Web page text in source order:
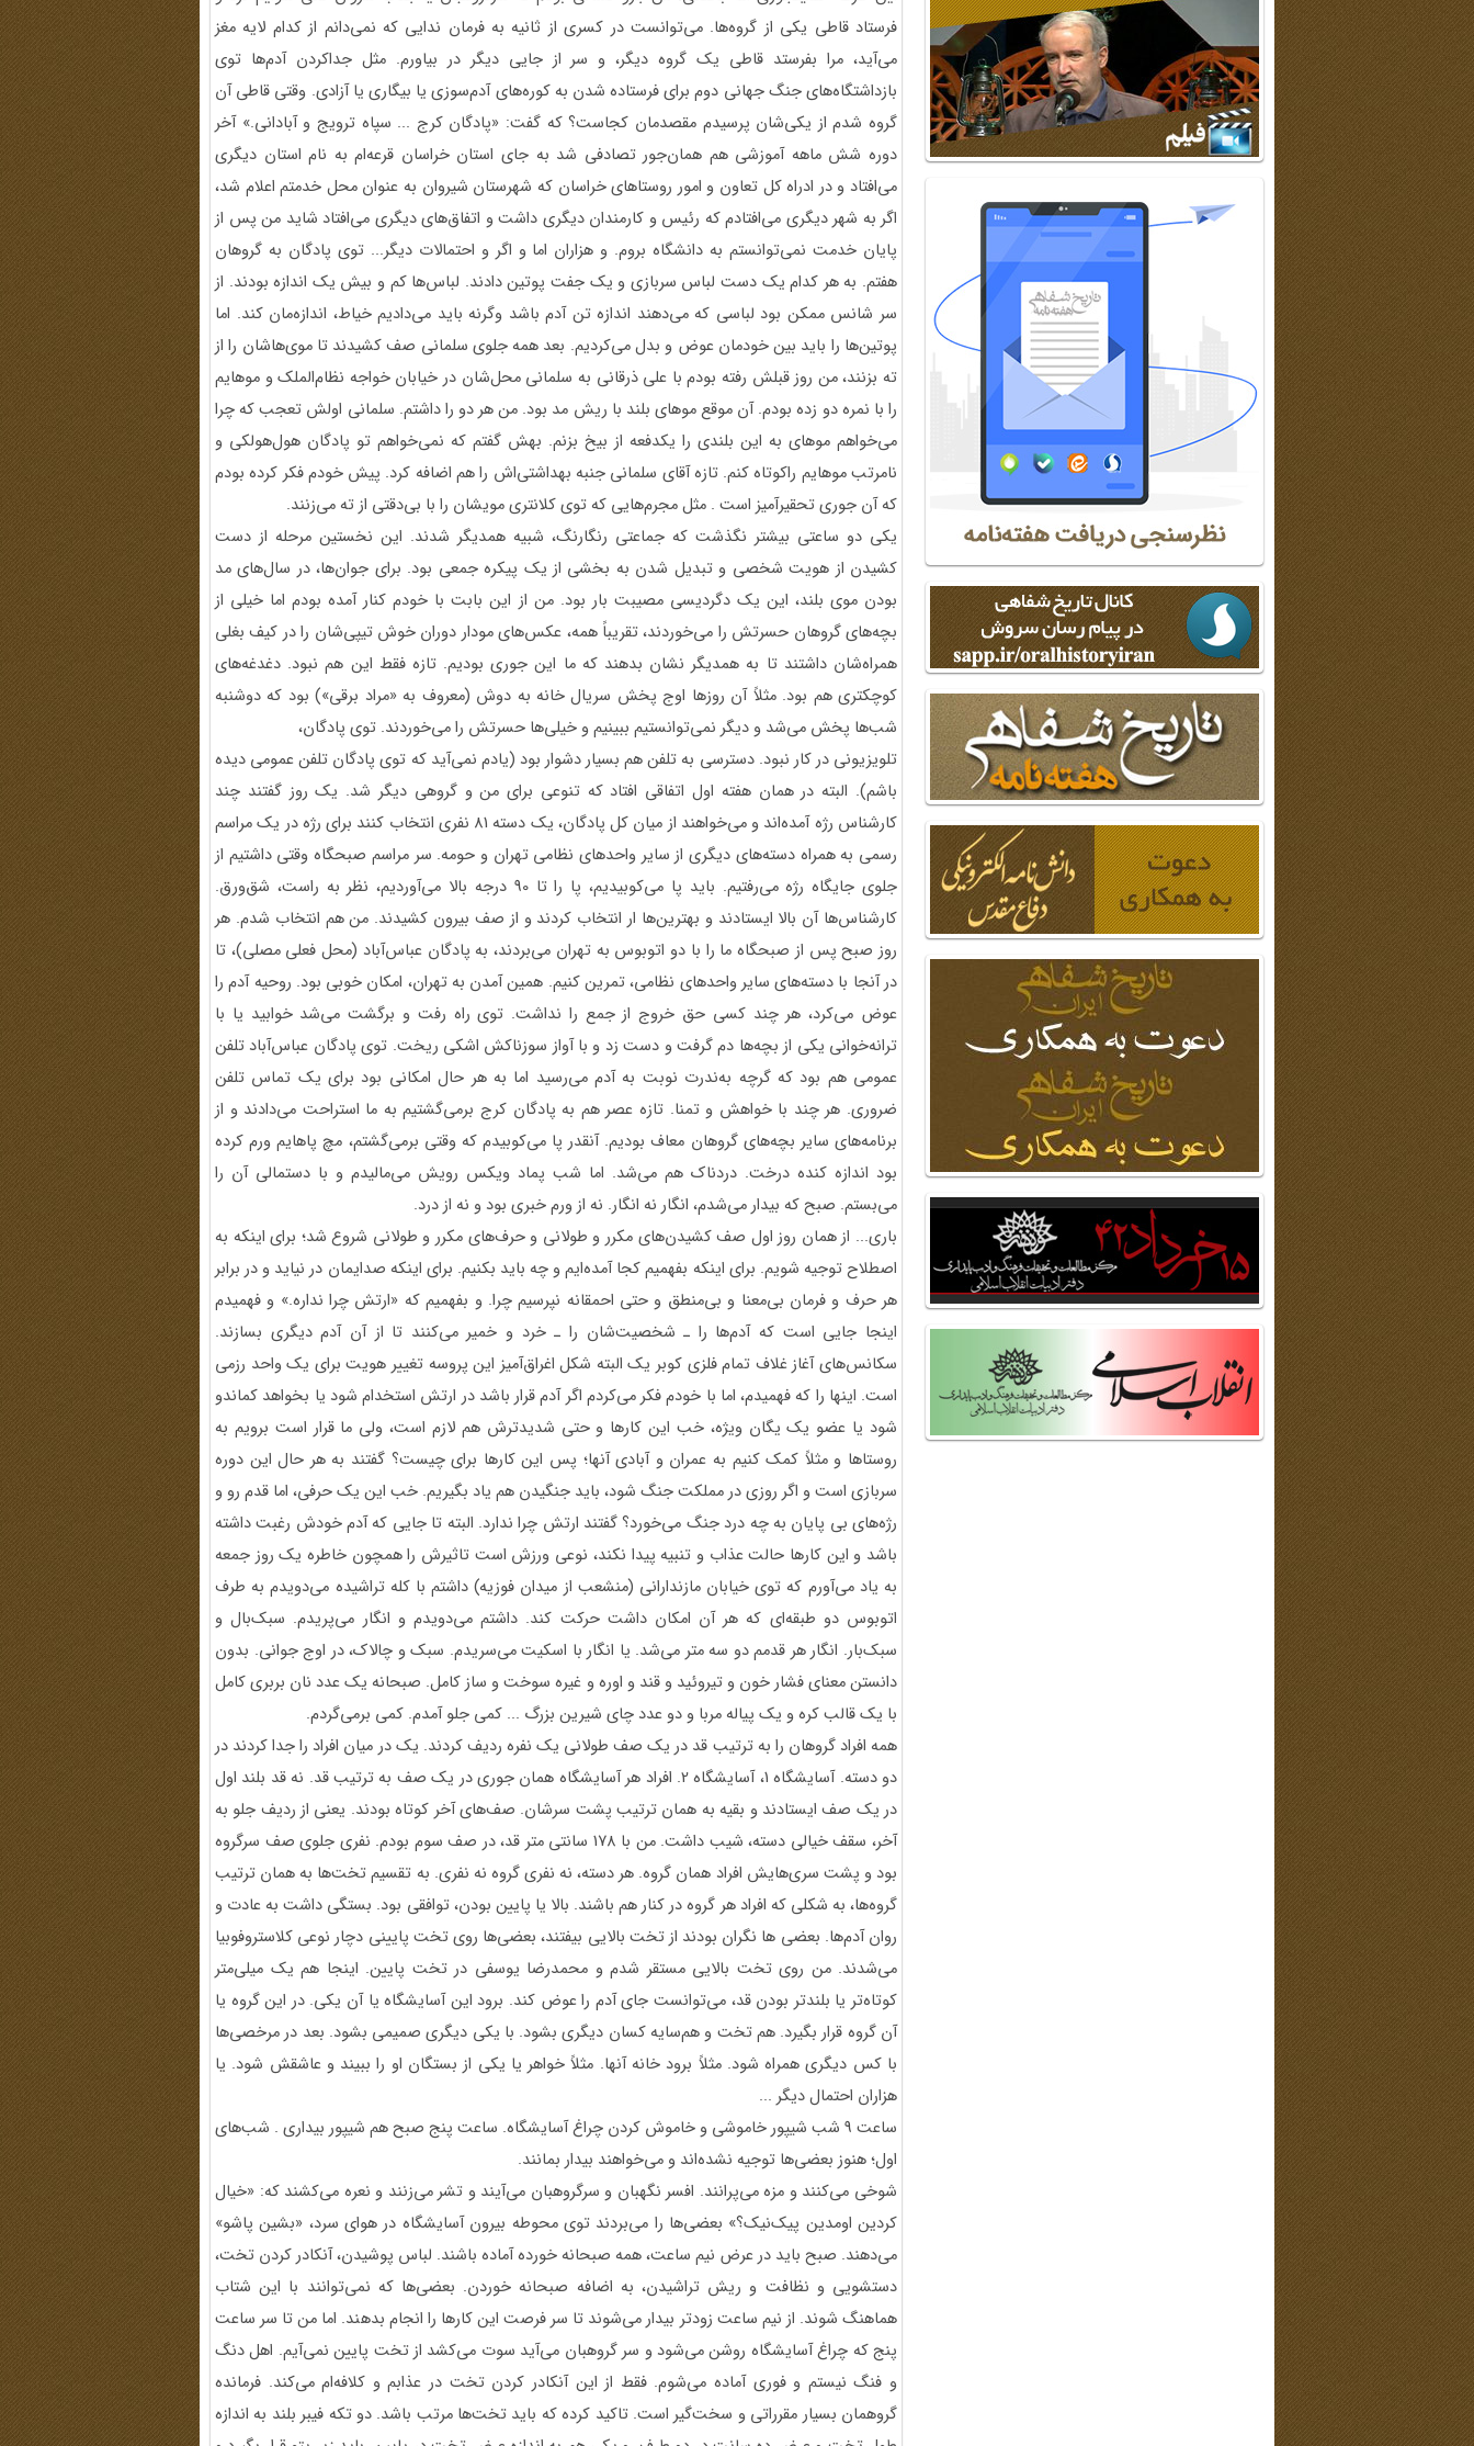
فرستاد قاطی یکی از گروه‌ها. می‌توانست در کسری از ثانیه به فرمان ندایی که نمی‌دانم از کدام لایه مغز
می‌آید، مرا بفرستد قاطی یک گروه دیگر، و سر از جایی دیگر در بیاورم. مثل جداکردن آدم‌ها توی
بازداشتگاه‌های جنگ جهانی دوم برای فرستاده شدن به کوره‌های آدم‌سوزی یا بیگاری یا آزادی. وقتی قاطی آن
گروه شدم از یکی‌شان پرسیدم مقصدمان کجاست؟ که گفت: «پادگان کرج ... سپاه ترویج و آبادانی.» آخر
دوره شش ماهه آموزشی هم همان‌جور تصادفی شد به جای استان خراسان قرعه‌ام به نام استان دیگری
می‌افتاد و در ادراه کل تعاون و امور روستاهای خراسان که شهرستان شیروان به عنوان محل خدمتم اعلام شد،
اگر به شهر دیگری می‌افتادم که رئیس و کارمندان دیگری داشت و اتفاق‌های دیگری می‌افتاد شاید من پس از
پایان خدمت نمی‌توانستم به دانشگاه بروم. و هزاران اما و اگر و احتمالات دیگر... توی پادگان به گروهان
هفتم. به هر کدام یک دست لباس سربازی و یک جفت پوتین دادند. لباس‌ها کم و بیش یک اندازه بودند. از
سر شانس ممکن بود لباسی که می‌دهند اندازه تن آدم باشد وگرنه باید می‌دادیم خیاط، اندازه‌مان کند. اما
پوتین‌ها را باید بین خودمان عوض و بدل می‌کردیم. بعد همه جلوی سلمانی صف کشیدند تا موی‌هاشان را از
ته بزنند، من روز قبلش رفته بودم با علی ذرقانی به سلمانی محل‌شان در خیابان خواجه نظام‌الملک و موهایم
را با نمره دو زده بودم. آن موقع موهای بلند با ریش مد بود. من هر دو را داشتم. سلمانی اولش تعجب که چرا
می‌خواهم موهای به این بلندی را یکدفعه از بیخ بزنم. بهش گفتم که نمی‌خواهم تو پادگان هول‌هولکی و
نامرتب موهایم راکوتاه کنم. تازه آقای سلمانی جنبه بهداشتی‌اش را هم اضافه کرد. پیش خودم فکر کرده بودم
که آن جوری تحقیرآمیز است . مثل مجرم‌هایی که توی کلانتری مویشان را با بی‌دقتی از ته می‌زنند.
یکی دو ساعتی بیشتر نگذشت که جماعتی رنگارنگ، شبیه همدیگر شدند. این نخستین مرحله از دست
کشیدن از هویت شخصی و تبدیل شدن به بخشی از یک پیکره جمعی بود. برای جوان‌ها، در سال‌های مد
بودن موی بلند، این یک دگردیسی مصیبت بار بود. من از این بابت با خودم کنار آمده بودم اما خیلی از
بچه‌های گروهان حسرتش را می‌خوردند، تقریباً همه، عکس‌های مودار دوران خوش تیپی‌شان را در کیف بغلی
همراه‌شان داشتند تا به همدیگر نشان بدهند که ما این جوری بودیم. تازه فقط این هم نبود. دغدغه‌های
کوچکتری هم بود. مثلاً آن روزها اوج پخش سریال خانه به دوش (معروف به «مراد برقی») بود که دوشنبه
شب‌ها پخش می‌شد و دیگر نمی‌توانستیم ببینیم و خیلی‌ها حسرتش را می‌خوردند. توی پادگان،
تلویزیونی در کار نبود. دسترسی به تلفن هم بسیار دشوار بود (یادم نمی‌آید که توی پادگان تلفن عمومی دیده
باشم). البته در همان هفته اول اتفاقی افتاد که تنوعی برای من و گروهی دیگر شد. یک روز گفتند چند
کارشناس رژه آمده‌اند و می‌خواهند از میان کل پادگان، یک دسته 81 نفری انتخاب کنند برای رژه در یک مراسم
رسمی به همراه دسته‌های دیگری از سایر واحدهای نظامی تهران و حومه. سر مراسم صبحگاه وقتی داشتیم از
جلوی جایگاه رژه می‌رفتیم. باید پا می‌کوبیدیم، پا را تا 90 درجه بالا می‌آوردیم، نظر به راست، شق‌ورق.
کارشناس‌ها آن بالا ایستادند و بهترین‌ها ار انتخاب کردند و از صف بیرون کشیدند. من هم انتخاب شدم. هر
روز صبح پس از صبحگاه ما را با دو اتوبوس به تهران می‌بردند، به پادگان عباس‌آباد (محل فعلی مصلی)، تا
در آنجا با دسته‌های سایر واحدهای نظامی، تمرین کنیم. همین آمدن به تهران، امکان خوبی بود. روحیه آدم را
عوض می‌کرد، هر چند کسی حق خروج از جمع را نداشت. توی راه رفت و برگشت می‌شد خوابید یا با
ترانه‌خوانی یکی از بچه‌ها دم گرفت و دست زد و با آواز سوزناکش اشکی ریخت. توی پادگان عباس‌آباد تلفن
عمومی هم بود که گرچه به‌ندرت نوبت به آدم می‌رسید اما به هر حال امکانی بود برای یک تماس تلفن
ضروری. هر چند با خواهش و تمنا. تازه عصر هم به پادگان کرج بر‌می‌گشتیم به ما استراحت می‌دادند و از
برنامه‌های سایر بچه‌های گروهان معاف بودیم. آنقدر پا می‌کوبیدم که وقتی برمی‌گشتم، مچ پاهایم ورم کرده
بود اندازه کنده درخت. دردناک هم می‌شد. اما شب پماد ویکس رویش می‌مالیدم و با دستمالی آن را
می‌بستم. صبح که بیدار می‌شدم، انگار نه انگار. نه از ورم خبری بود و نه از درد.
باری... از همان روز اول صف کشیدن‌های مکرر و طولانی و حرف‌های مکرر و طولانی شروع شد؛ برای اینکه به
اصطلاح توجیه شویم. برای اینکه بفهمیم کجا آمده‌ایم و چه باید بکنیم. برای اینکه صدایمان در نیاید و در برابر
هر حرف و فرمان بی‌معنا و بی‌منطق و حتی احمقانه نپرسیم چرا. و بفهمیم که «ارتش چرا نداره.» و فهمیدم
اینجا جایی است که آدم‌ها را ـ شخصیت‌شان را ـ خرد و خمیر می‌کنند تا از آن آدم دیگری بسازند.
سکانس‌های آغاز غلاف تمام فلزی کوبر یک البته شکل اغراق‌آمیز این پروسه تغییر هویت برای یک واحد رزمی
است. اینها را که فهمیدم، اما با خودم فکر می‌کردم اگر آدم قرار باشد در ارتش استخدام شود یا بخواهد کماندو
شود یا عضو یک یگان ویژه، خب این کارها و حتی شدیدترش هم لازم است، ولی ما قرار است برویم به
روستاها و مثلاً کمک کنیم به عمران و آبادی آنها؛ پس این کارها برای چیست؟ گفتند به هر حال این دوره
سربازی است و اگر روزی در مملکت جنگ شود، باید جنگیدن هم یاد بگیریم. خب این یک حرفی، اما قدم رو و
رژه‌های بی پایان به چه درد جنگ می‌خورد؟ گفتند ارتش چرا ندارد. البته تا جایی که آدم خودش رغبت داشته
باشد و این کارها حالت عذاب و تنبیه پیدا نکند، نوعی ورزش است تاثیرش را همچون خاطره یک روز جمعه
به یاد می‌آورم که توی خیابان مازندارانی (منشعب از میدان فوزیه) داشتم با کله تراشیده می‌دویدم به طرف
اتوبوس دو طبقه‌ای که هر آن امکان داشت حرکت کند. داشتم می‌دویدم و انگار می‌پریدم. سبک‌بال و
سبک‌بار. انگار هر قدمم دو سه متر می‌شد. یا انگار با اسکیت می‌سریدم. سبک و چالاک، در اوج جوانی. بدون
دانستن معنای فشار خون و تیروئید و قند و اوره و غیره سوخت و ساز کامل. صبحانه یک عدد نان بربری کامل
با یک قالب کره و یک پیاله مربا و دو عدد چای شیرین بزرگ ... کمی جلو آمدم. کمی برمی‌گردم.
همه افراد گروهان را به ترتیب قد در یک صف طولانی یک نفره ردیف کردند. یک در میان افراد را جدا کردند در
دو دسته. آسایشگاه 1، آسایشگاه 2. افراد هر آسایشگاه همان جوری در یک صف به ترتیب قد. نه قد بلند اول
در یک صف ایستادند و بقیه به همان ترتیب پشت سرشان. صف‌های آخر کوتاه بودند. یعنی از ردیف جلو به
آخر، سقف خیالی دسته، شیب داشت. من با 178 سانتی متر قد، در صف سوم بودم. نفری جلوی صف سرگروه
بود و پشت سری‌هایش افراد همان گروه. هر دسته، نه نفری گروه نه نفری. به تقسیم تخت‌ها به همان ترتیب
گروه‌ها، به شکلی که افراد هر گروه در کنار هم باشند. بالا یا پایین بودن، توافقی بود. بستگی داشت به عادت و
روان آدم‌ها. بعضی ها نگران بودند از تخت بالایی بیفتند، بعضی‌ها روی تخت پایینی دچار نوعی کلاستروفوبیا
می‌شدند. من روی تخت بالایی مستقر شدم و محمدرضا یوسفی در تخت پایین. اینجا هم یک میلی‌متر
کوتاه‌تر یا بلندتر بودن قد، می‌توانست جای آدم را عوض کند. برود این آسایشگاه یا آن یکی. در این گروه یا
آن گروه قرار بگیرد. هم تخت و هم‌سایه کسان دیگری بشود. با یکی دیگری صمیمی بشود. بعد در مرخصی‌ها
با کس دیگری همراه شود. مثلاً برود خانه آنها. مثلاً خواهر یا یکی از بستگان او را ببیند و عاشقش شود. یا
هزاران احتمال دیگر ...
ساعت 9 شب شیپور خاموشی و خاموش کردن چراغ آسایشگاه. ساعت پنج صبح هم شیپور بیداری . شب‌های
اول؛ هنوز بعضی‌ها توجیه نشده‌اند و می‌خواهند بیدار بمانند.
شوخی می‌کنند و مزه می‌پرانند. افسر نگهبان و سرگروهبان می‌آیند و تشر می‌زنند و نعره می‌کشند که: «خیال
کردین اومدین پیک‌نیک؟» بعضی‌ها را می‌بردند توی محوطه بیرون آسایشگاه در هوای سرد، «بشین پاشو»
می‌دهند. صبح باید در عرض نیم ساعت، همه صبحانه خورده آماده باشند. لباس پوشیدن، آنکادر کردن تخت،
دستشویی و نظافت و ریش تراشیدن، به اضافه صبحانه خوردن. بعضی‌ها که نمی‌توانند با این شتاب
هماهنگ شوند. از نیم ساعت زودتر بیدار می‌شوند تا سر فرصت این کارها را انجام بدهند. اما من تا سر ساعت
پنج که چراغ آسایشگاه روشن می‌شود و سر گروهبان می‌آید سوت می‌کشد از تخت پایین نمی‌آیم. اهل دنگ
و فنگ نیستم و فوری آماده می‌شوم. فقط از این آنکادر کردن تخت در عذابم و کلافه‌ام می‌کند. فرمانده
گروهمان بسیار مقرراتی و سخت‌گیر است. تاکید کرده که باید تخت‌ها مرتب باشد. دو تکه فیبر بلند به اندازه